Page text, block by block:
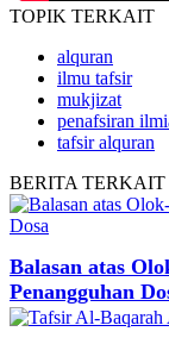
TOPIK TERKAIT
alquran
ilmu tafsir
mukjizat
penafsiran
tafsir alquran
BERITA TERKAIT
Balasan atas
Penangguhan